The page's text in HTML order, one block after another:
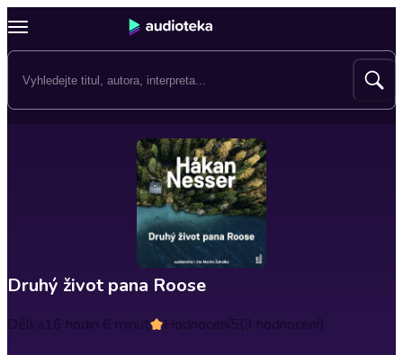
Druhý život pana Roose
Délka16 hodin 6 minut Hodnocení5(3 hodnocení)